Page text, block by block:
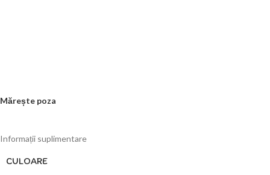
Mărește poza
Informații suplimentare
CULOARE